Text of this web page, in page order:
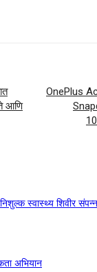
आणि
OnePlus
स्वास्थ्य शिवीर संपन्न
अभियान